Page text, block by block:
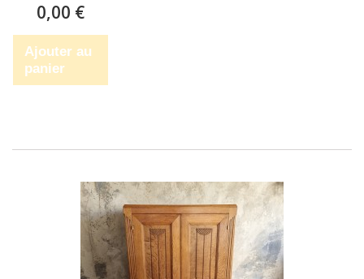
0,00 €
Ajouter au
panier